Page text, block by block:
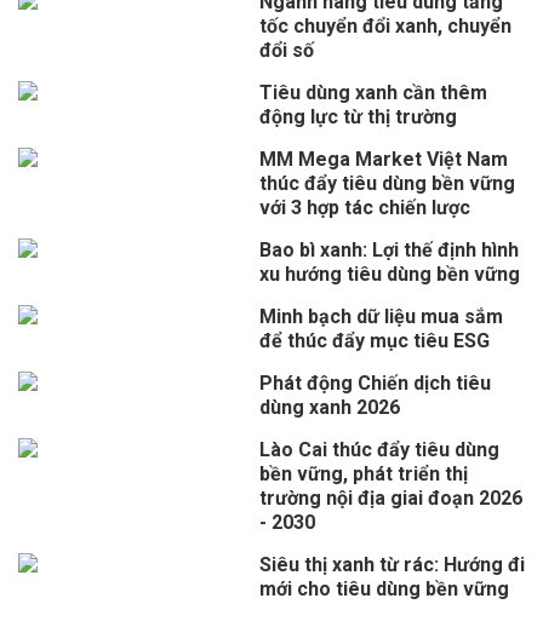
tốc chuyển đổi xanh, chuyển
đổi số
Tiêu dùng xanh cần thêm
động lực từ thị trường
MM Mega Market Việt Nam
thúc đẩy tiêu dùng bền vững
với 3 hợp tác chiến lược
Bao bì xanh: Lợi thế định hình
xu hướng tiêu dùng bền vững
Minh bạch dữ liệu mua sắm
để thúc đẩy mục tiêu ESG
Phát động Chiến dịch tiêu
dùng xanh 2026
Lào Cai thúc đẩy tiêu dùng
bền vững, phát triển thị
trường nội địa giai đoạn 2026
- 2030
Siêu thị xanh từ rác: Hướng đi
mới cho tiêu dùng bền vững